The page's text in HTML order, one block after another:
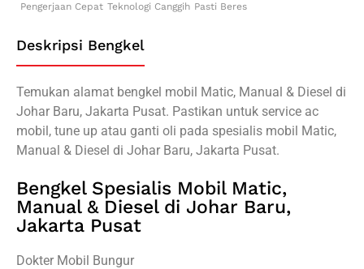
Pengerjaan Cepat Teknologi Canggih Pasti Beres
Deskripsi Bengkel
Temukan alamat bengkel mobil Matic, Manual & Diesel di
Johar Baru, Jakarta Pusat. Pastikan untuk service ac
mobil, tune up atau ganti oli pada spesialis mobil Matic,
Manual & Diesel di Johar Baru, Jakarta Pusat.
Bengkel Spesialis Mobil Matic,
Manual & Diesel di Johar Baru,
Jakarta Pusat
Dokter Mobil Bungur